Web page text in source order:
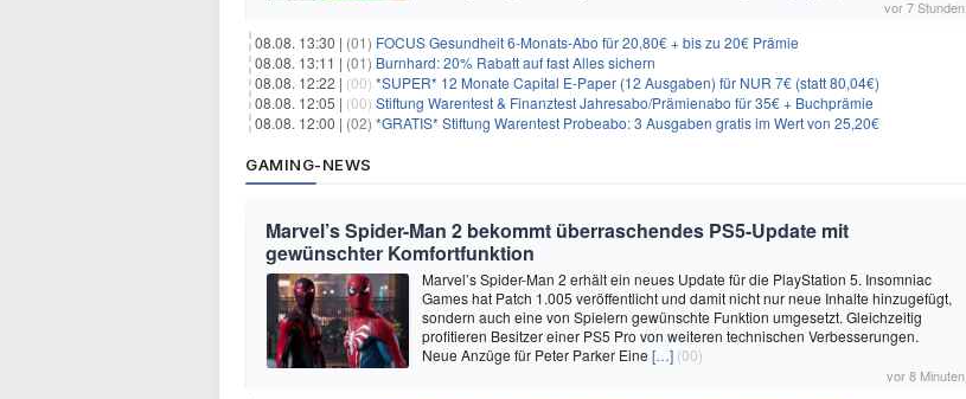
vor 7 Stunden
08.08. 13:30 | (01) FOCUS Gesundheit 6-Monats-Abo für 20,80€ + bis zu 20€ Prämie
08.08. 13:11 | (01) Burnhard: 20% Rabatt auf fast Alles sichern
08.08. 12:22 | (00) *SUPER* 12 Monate Capital E-Paper (12 Ausgaben) für NUR 7€ (statt 80,04€)
08.08. 12:05 | (00) Stiftung Warentest & Finanztest Jahresabo/Prämienabo für 35€ + Buchprämie
08.08. 12:00 | (02) *GRATIS* Stiftung Warentest Probeabo: 3 Ausgaben gratis im Wert von 25,20€
GAMING-NEWS
Marvel’s Spider-Man 2 bekommt überraschendes PS5-Update mit
gewünschter Komfortfunktion
Marvel’s Spider-Man 2 erhält ein neues Update für die PlayStation 5. Insomniac
Games hat Patch 1.005 veröffentlicht und damit nicht nur neue Inhalte hinzugefügt,
sondern auch eine von Spielern gewünschte Funktion umgesetzt. Gleichzeitig
profitieren Besitzer einer PS5 Pro von weiteren technischen Verbesserungen.
Neue Anzüge für Peter Parker Eine […] (00)
vor 8 Minuten